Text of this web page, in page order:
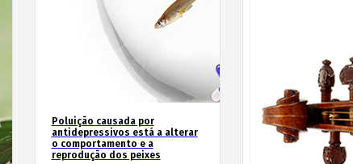
Poluição causada por
antidepressivos está a alterar
o comportamento e a
reprodução dos peixes